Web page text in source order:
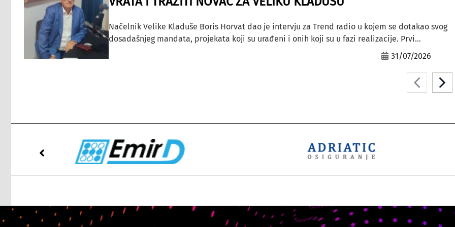
Načelnik Velike Kladuše Boris Horvat dao je intervju za Trend radio u kojem se dotakao svog
dosadašnjeg mandata, projekata koji su urađeni i onih koji su u fazi realizacije. Prvi...
31/07/2026